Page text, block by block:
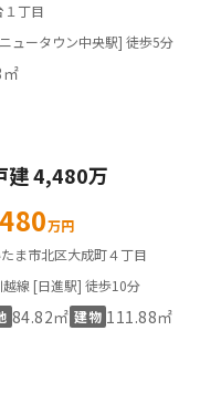
１丁目
ュータウン中央駅] 徒歩5分
建 4,480万
万円
ま市北区大成町４丁目
越線 [日進駅] 徒歩10分
84.82㎡ 建物 111.88㎡